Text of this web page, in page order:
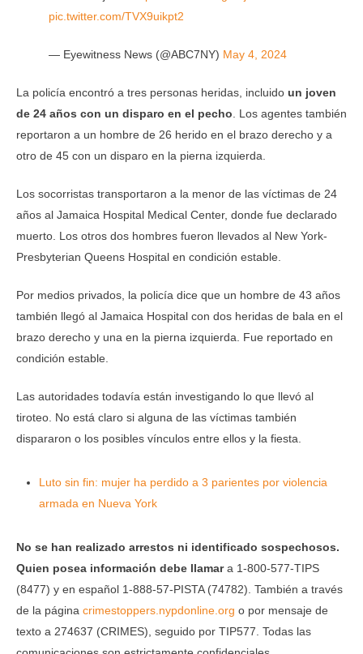
pic.twitter.com/TVX9uikpt2
— Eyewitness News (@ABC7NY) May 4, 2024
La policía encontró a tres personas heridas, incluido un joven
de 24 años con un disparo en el pecho . Los agentes también
reportaron a un hombre de 26 herido en el brazo derecho y a
otro de 45 con un disparo en la pierna izquierda.
Los socorristas transportaron a la menor de las víctimas de 24
años al Jamaica Hospital Medical Center, donde fue declarado
muerto. Los otros dos hombres fueron llevados al New York-
Presbyterian Queens Hospital en condición estable.
Por medios privados, la policía dice que un hombre de 43 años
también llegó al Jamaica Hospital con dos heridas de bala en el
brazo derecho y una en la pierna izquierda. Fue reportado en
condición estable.
Las autoridades todavía están investigando lo que llevó al
tiroteo. No está claro si alguna de las víctimas también
dispararon o los posibles vínculos entre ellos y la fiesta.
Luto sin fin: mujer ha perdido a 3 parientes por violencia
armada en Nueva York
No se han realizado arrestos ni identificado sospechosos.
Quien posea información debe llamara 1-800-577-TIPS
(8477) y en español 1-888-57-PISTA (74782). También a través
de la página crimestoppers.nypdonline.org o por mensaje de
texto a 274637 (CRIMES), seguido por TIP577. Todas las